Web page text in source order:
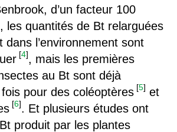
d’un facteur 100
les quantités de Bt relarguées
dans l’environnement sont
[4], mais les premières
au Bt sont déjà
pour des coléoptères [5] et
[6]. Et plusieurs études ont
produit par les plantes